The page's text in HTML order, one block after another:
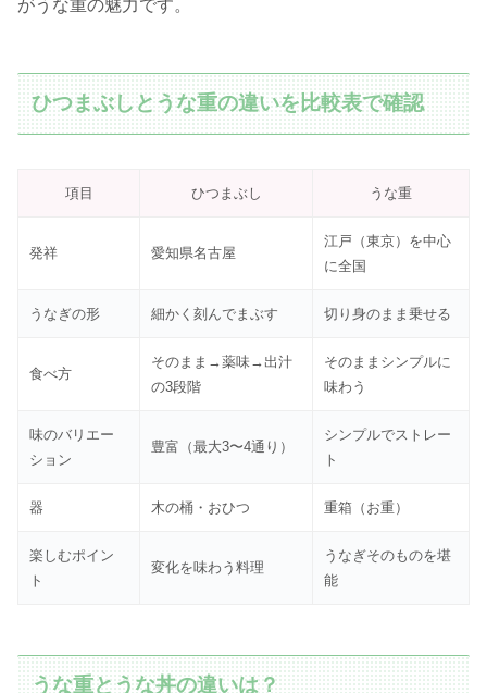
がうな重の魅力です。
ひつまぶしとうな重の違いを比較表で確認
項目 ひつまぶし うな重
発祥 愛知県名古屋
江戸（東京）を中心
に全国
うなぎの形 細かく刻んでまぶす 切り身のまま乗せる
食べ方
そのまま→薬味→出汁
の3段階
そのままシンプルに
味わう
味のバリエー
ション
豊富（最大3〜4通り）
シンプルでストレー
ト
器 木の桶・おひつ 重箱（お重）
楽しむポイン
ト
変化を味わう料理
うなぎそのものを堪
能
うな重とうな丼の違いは？